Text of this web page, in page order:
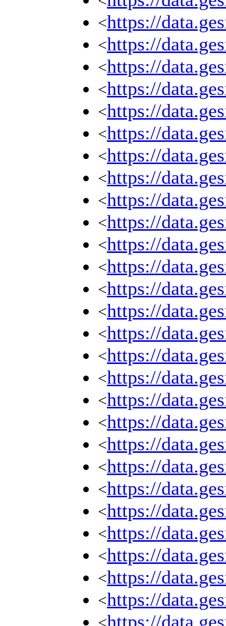
<https://
<https://
<https://
<https://
<https://
<https://
<https://
<https://
<https://
<https://
<https://
<https://
<https://
<https://
<https://
<https://
<https://
<https://
<https://
<https://
<https://
<https://
<https://
<https://
<https://
<https://
<https://
https://